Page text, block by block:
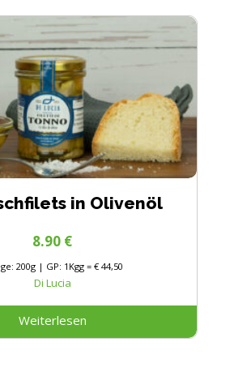
in Olivenöl
Di Lucia
200g | GP: 1Kgg = € 44,50
8.90 €
Weiterlesen